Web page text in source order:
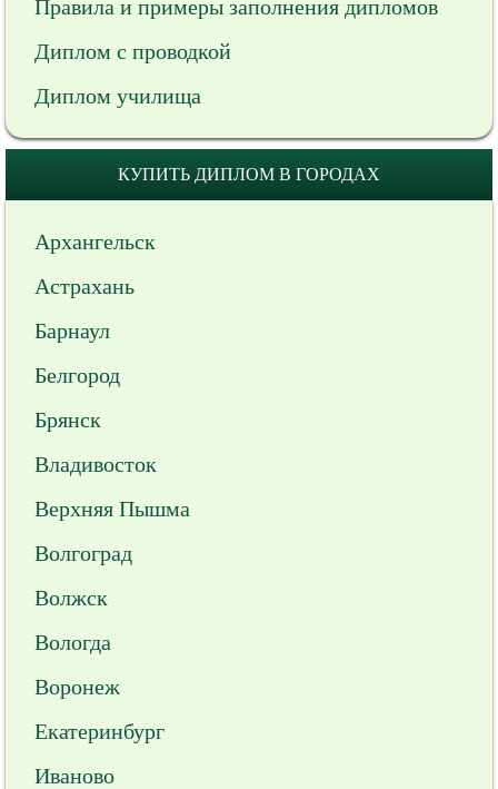
Правила и примеры заполнения дипломов
Диплом с проводкой
Диплом училища
КУПИТЬ ДИПЛОМ В ГОРОДАХ
Архангельск
Астрахань
Барнаул
Белгород
Брянск
Владивосток
Верхняя Пышма
Волгоград
Волжск
Вологда
Воронеж
Екатеринбург
Иваново